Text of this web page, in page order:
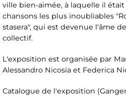
ville bien-aimée, à laquelle il
chansons les plus inoubliables
stasera", qui est devenue l'âme
collectif.
L'exposition est organisée par
Alessandro Nicosia et Federica
Catalogue de l'exposition